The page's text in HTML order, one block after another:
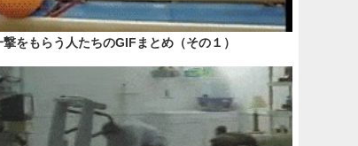
をもらう人たちのGIFまとめ（その１）